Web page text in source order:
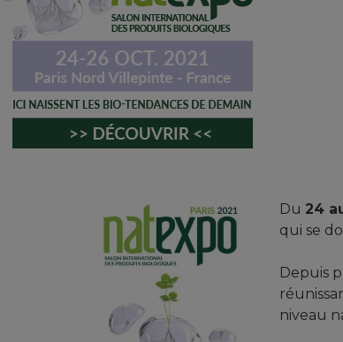
Du 24
qui se
Depuis
niveau